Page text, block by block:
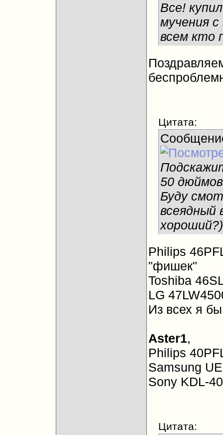
Все!
мучения
всем кто
Цитата:
50
Буду
всеядный
Philips
"фишек"
Toshiba
LG
Из всех я
Aster1,
Philips
Samsung
Sony KDL-
Цитата: